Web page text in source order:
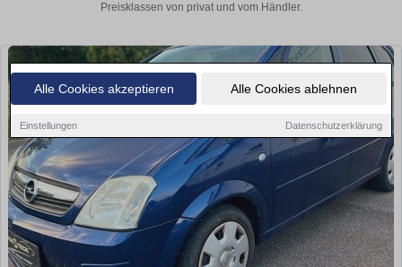
Alle Cookies akzeptieren Alle Cookies ablehnen
Einstellungen Datenschutzerklärung
Preisklassen von privat und vom Händler.